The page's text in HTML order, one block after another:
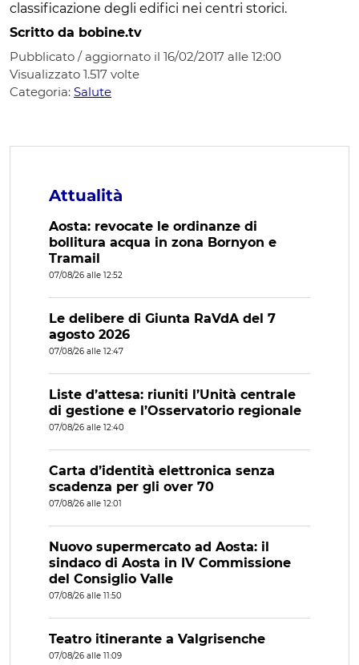
classificazione degli edifici nei centri storici.
Scritto da bobine.tv
Pubblicato / aggiornato il 16/02/2017 alle 12:00
Visualizzato 1.517 volte
Categoria: Salute
Attualità
Aosta: revocate le ordinanze di
bollitura acqua in zona Bornyon e
Tramail
07/08/26 alle 12:52
Le delibere di Giunta RaVdA del 7
agosto 2026
07/08/26 alle 12:47
Liste d’attesa: riuniti l’Unità centrale
di gestione e l’Osservatorio regionale
07/08/26 alle 12:40
Carta d’identità elettronica senza
scadenza per gli over 70
07/08/26 alle 12:01
Nuovo supermercato ad Aosta: il
sindaco di Aosta in IV Commissione
del Consiglio Valle
07/08/26 alle 11:50
Teatro itinerante a Valgrisenche
07/08/26 alle 11:09